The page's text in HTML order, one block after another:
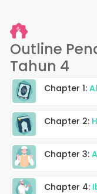
Outline
Tahun 4
Chapter 1:
Chapter 2:
Chapter 3:
Chapter 4: